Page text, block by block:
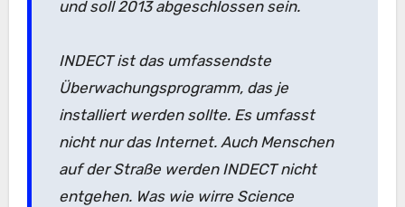
und soll 2013 abgeschlossen sein.
INDECT ist das umfassendste
Überwachungsprogramm, das je
installiert werden sollte. Es umfasst
nicht nur das Internet. Auch Menschen
auf der Straße werden INDECT nicht
entgehen. Was wie wirre Science